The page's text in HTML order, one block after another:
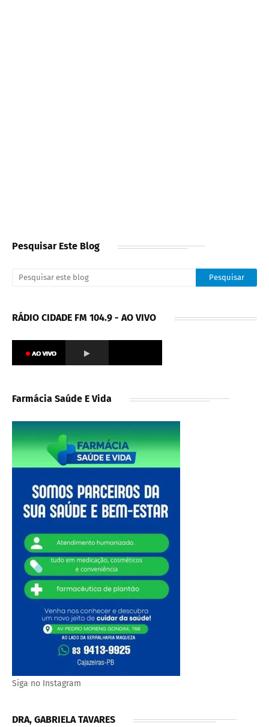
Pesquisar Este Blog
RÁDIO CIDADE FM 104.9 - AO VIVO
Farmácia Saúde E Vida
Siga no Instagram
DRA, GABRIELA TAVARES